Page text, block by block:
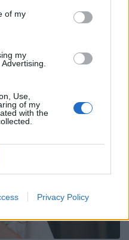
of my
my
Use,
of my
with the
Privacy Policy